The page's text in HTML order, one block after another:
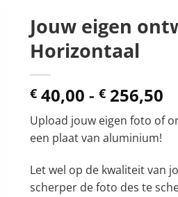
Jouw eigen
Horizontaal
€ 40,00 - € 256,50
€
Upload jouw eigen foto of
een plaat van aluminium!
Let wel op de kwaliteit van
scherper de foto des te